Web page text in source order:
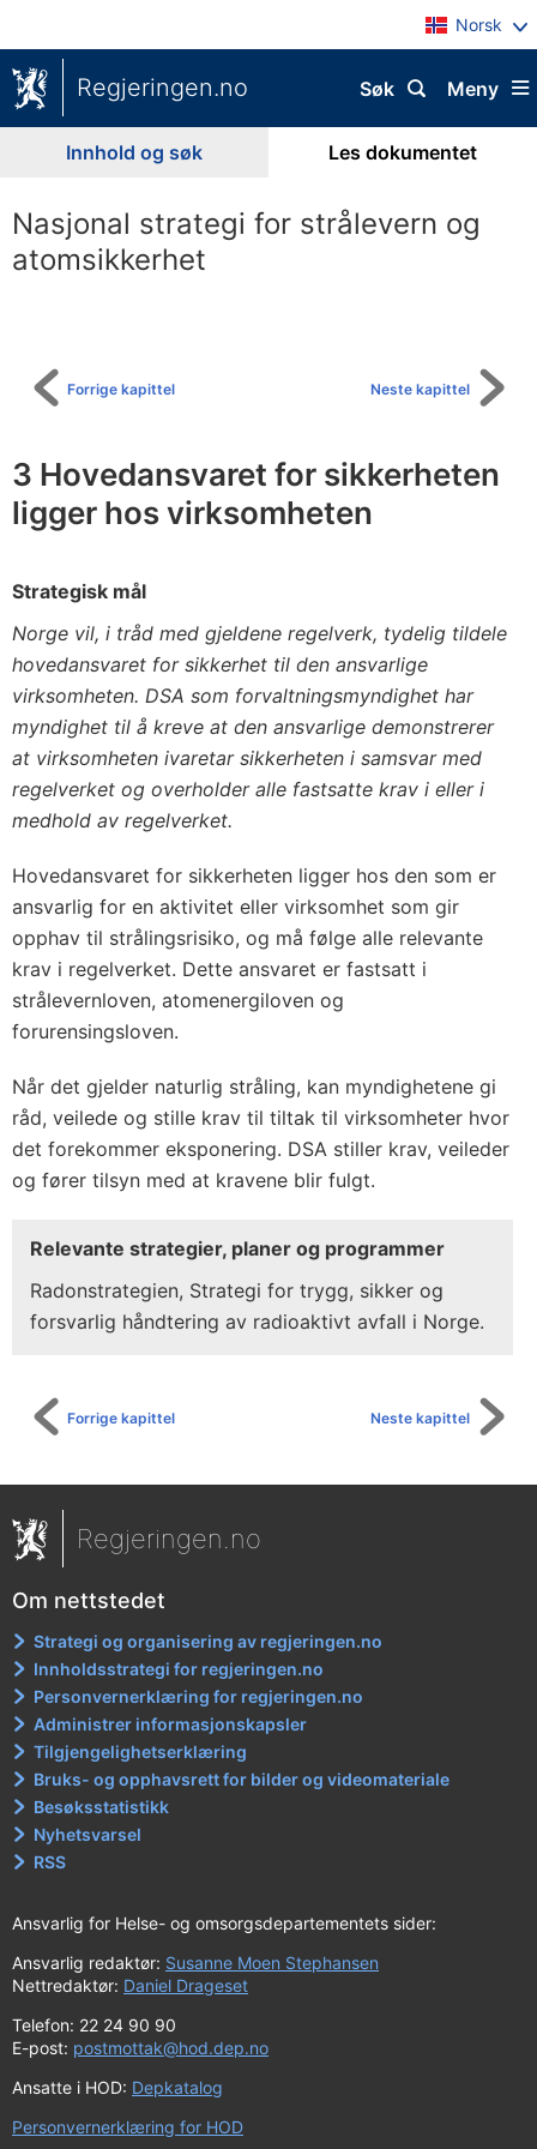
Norsk
Regjeringen.no Meny
Søk
Innhold og søk Les dokumentet
Nasjonal strategi for strålevern og
atomsikkerhet
Neste kapittel
Forrige kapittel
3 Hovedansvaret for sikkerheten
ligger hos virksomheten
Strategisk mål
Norge vil, i tråd med gjeldene regelverk, tydelig tildele
hovedansvaret for sikkerhet til den ansvarlige
virksomheten. DSA som forvaltningsmyndighet har
myndighet til å kreve at den ansvarlige demonstrerer
at virksomheten ivaretar sikkerheten i samsvar med
regelverket og overholder alle fastsatte krav i eller i
medhold av regelverket.
Hovedansvaret for sikkerheten ligger hos den som er
ansvarlig for en aktivitet eller virksomhet som gir
opphav til strålingsrisiko, og må følge alle relevante
krav i regelverket. Dette ansvaret er fastsatt i
strålevernloven, atomenergiloven og
forurensingsloven.
Når det gjelder naturlig stråling, kan myndighetene gi
råd, veilede og stille krav til tiltak til virksomheter hvor
det forekommer eksponering. DSA stiller krav, veileder
og fører tilsyn med at kravene blir fulgt.
Relevante strategier, planer og programmer
Radonstrategien, Strategi for trygg, sikker og
forsvarlig håndtering av radioaktivt avfall i Norge.
Neste kapittel
Forrige kapittel
Regjeringen.no
Om nettstedet
Strategi og organisering av regjeringen.no
Innholdsstrategi for regjeringen.no
Personvernerklæring for regjeringen.no
Administrer informasjonskapsler
Tilgjengelighetserklæring
Bruks- og opphavsrett for bilder og videomateriale
Besøksstatistikk
Nyhetsvarsel
RSS
Ansvarlig for Helse- og omsorgsdepartementets sider:
Ansvarlig redaktør: Susanne Moen Stephansen
Nettredaktør: Daniel Drageset
Telefon: 22 24 90 90
E-post: postmottak@hod.dep.no
Ansatte i HOD: Depkatalog
Personvernerklæring for HOD